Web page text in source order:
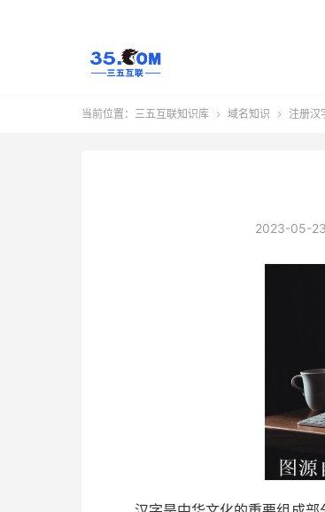
当前位置： 三五互联知识库  域名知识  注册汉
2023-05-23